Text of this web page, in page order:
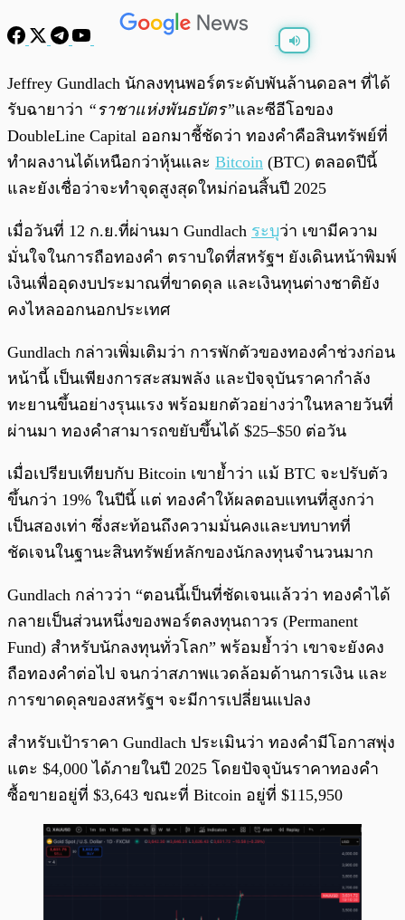
0:00
Jeffrey Gundlach นักลงทุนพอร์ตระดับพันล้านดอลฯ ที่ได้
รับฉายาว่า “ราชาแห่งพันธบัตร”และซีอีโอของ
DoubleLine Capital ออกมาชี้ชัดว่า ทองคำคือสินทรัพย์ที่
ทำผลงานได้เหนือกว่าหุ้นและ Bitcoin (BTC) ตลอดปีนี้
และยังเชื่อว่าจะทำจุดสูงสุดใหม่ก่อนสิ้นปี 2025
เมื่อวันที่ 12 ก.ย.ที่ผ่านมา Gundlach ระบุว่า เขามีความ
มั่นใจในการถือทองคำ ตราบใดที่สหรัฐฯ ยังเดินหน้าพิมพ์
เงินเพื่ออุดงบประมาณที่ขาดดุล และเงินทุนต่างชาติยัง
คงไหลออกนอกประเทศ
Gundlach กล่าวเพิ่มเติมว่า การพักตัวของทองคำช่วงก่อน
หน้านี้ เป็นเพียงการสะสมพลัง และปัจจุบันราคากำลัง
ทะยานขึ้นอย่างรุนแรง พร้อมยกตัวอย่างว่าในหลายวันที่
ผ่านมา ทองคำสามารถขยับขึ้นได้ $25–$50 ต่อวัน
เมื่อเปรียบเทียบกับ Bitcoin เขาย้ำว่า แม้ BTC จะปรับตัว
ขึ้นกว่า 19% ในปีนี้ แต่ ทองคำให้ผลตอบแทนที่สูงกว่า
เป็นสองเท่า ซึ่งสะท้อนถึงความมั่นคงและบทบาทที่
ชัดเจนในฐานะสินทรัพย์หลักของนักลงทุนจำนวนมาก
Gundlach กล่าวว่า “ตอนนี้เป็นที่ชัดเจนแล้วว่า ทองคำได้
กลายเป็นส่วนหนึ่งของพอร์ตลงทุนถาวร (Permanent
Fund) สำหรับนักลงทุนทั่วโลก” พร้อมย้ำว่า เขาจะยังคง
ถือทองคำต่อไป จนกว่าสภาพแวดล้อมด้านการเงิน และ
การขาดดุลของสหรัฐฯ จะมีการเปลี่ยนแปลง
สำหรับเป้าราคา Gundlach ประเมินว่า ทองคำมีโอกาสพุ่ง
แตะ $4,000 ได้ภายในปี 2025 โดยปัจจุบันราคาทองคำ
ซื้อขายอยู่ที่ $3,643 ขณะที่ Bitcoin อยู่ที่ $115,950